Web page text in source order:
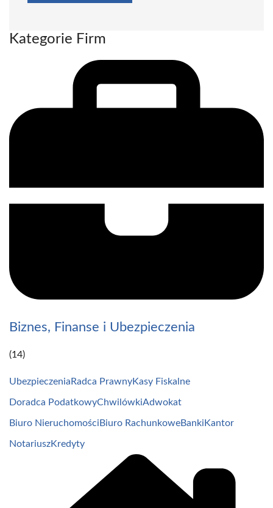
Kategorie Firm
Biznes, Finanse i Ubezpieczenia
(14)
Ubezpieczenia Radca PrawnyKasy Fiskalne
Doradca PodatkowyChwilówkiAdwokat
Biuro Nieruchomości Biuro RachunkoweBanki Kantor
NotariuszKredyty